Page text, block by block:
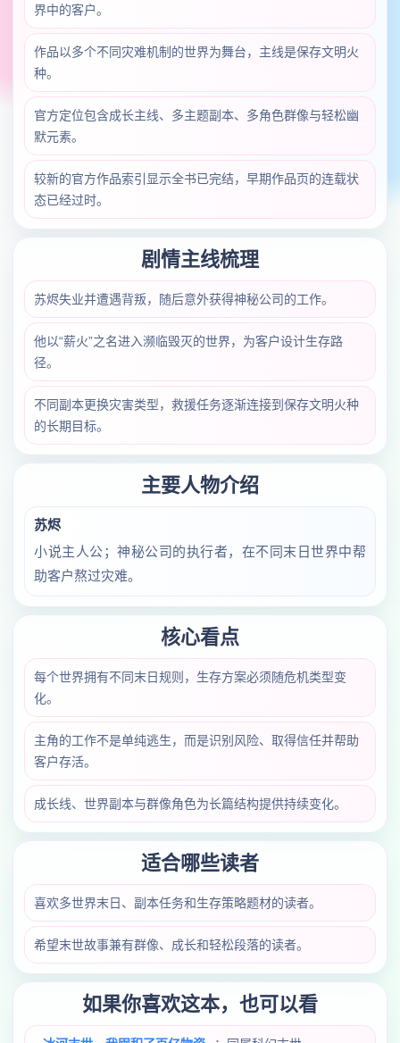
界中的客户。
作品以多个不同灾难机制的世界为舞台，主线是保存文明火
种。
官方定位包含成长主线、多主题副本、多角色群像与轻松幽
默元素。
较新的官方作品索引显示全书已完结，早期作品页的连载状
态已经过时。
剧情主线梳理
苏烬失业并遭遇背叛，随后意外获得神秘公司的工作。
他以“薪火”之名进入濒临毁灭的世界，为客户设计生存路
径。
不同副本更换灾害类型，救援任务逐渐连接到保存文明火种
的长期目标。
主要人物介绍
苏烬
小说主人公；神秘公司的执行者，在不同末日世界中帮
助客户熬过灾难。
核心看点
每个世界拥有不同末日规则，生存方案必须随危机类型变
化。
主角的工作不是单纯逃生，而是识别风险、取得信任并帮助
客户存活。
成长线、世界副本与群像角色为长篇结构提供持续变化。
适合哪些读者
喜欢多世界末日、副本任务和生存策略题材的读者。
希望末世故事兼有群像、成长和轻松段落的读者。
如果你喜欢这本，也可以看